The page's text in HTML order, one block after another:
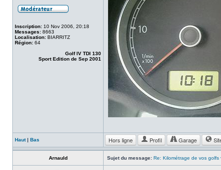
Inscription: 10 Nov 2006, 20:18
Messages: 8663
Localisation: BIARRITZ
Région: 64
Golf IV TDI 130
Sport Edition de Sep 2001
Haut| Bas Hors ligne Profil Garage
Arnauld Sujet du message: Re: Kilométrage de vos golfs